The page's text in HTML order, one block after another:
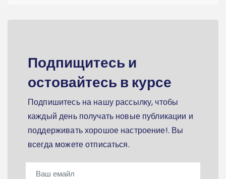
Подпищитесь и
остовайтесь в курсе
Подпишитесь на нашу рассылку, чтобы
каждый день получать новые публикации и
поддерживать хорошое настроение!. Вы
всегда можете отписаться.